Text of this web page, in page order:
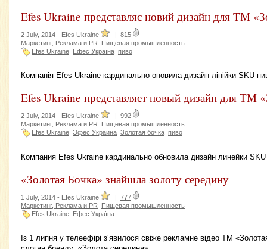
Efes Ukraine представляє новий дизайн для ТМ
2 July, 2014 - Efes Ukraine | 815
Маркетинг, Реклама и PR
Пищевая промышленность
Efes Ukraine Ефес Україна пиво
Компанія Efes Ukraine кардинально оновила дизайн лінійки SKU
Efes Ukraine представляет новый дизайн для ТМ
2 July, 2014 - Efes Ukraine | 992
Маркетинг, Реклама и PR
Пищевая промышленность
Efes Ukraine Эфес Украина Золотая бочка пиво
Компания Efes Ukraine кардинально обновила дизайн линейки
«Золотая Бочка» знайшла золоту середину
1 July, 2014 - Efes Ukraine | 777
Маркетинг, Реклама и PR
Пищевая промышленность
Efes Ukraine Ефес Україна
Із 1 липня у телеефірі з‘явилося свіже рекламне відео ТМ